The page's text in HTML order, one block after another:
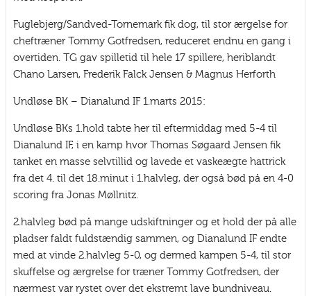
Fuglebjerg/Sandved-Tornemark fik dog, til stor ærgelse for
cheftræner Tommy Gotfredsen, reduceret endnu en gang i
overtiden. TG gav spilletid til hele 17 spillere, heriblandt
Chano Larsen, Frederik Falck Jensen & Magnus Herforth
Undløse BK – Dianalund IF 1.marts 2015:
Undløse BKs 1.hold tabte her til eftermiddag med 5-4 til
Dianalund IF, i en kamp hvor Thomas Søgaard Jensen fik
tanket en masse selvtillid og lavede et vaskeægte hattrick
fra det 4. til det 18.minut i 1.halvleg, der også bød på en 4-0
scoring fra Jonas Møllnitz.
2.halvleg bød på mange udskiftninger og et hold der på alle
pladser faldt fuldstændig sammen, og Dianalund IF endte
med at vinde 2.halvleg 5-0, og dermed kampen 5-4, til stor
skuffelse og ærgrelse for træner Tommy Gotfredsen, der
nærmest var rystet over det ekstremt lave bundniveau.